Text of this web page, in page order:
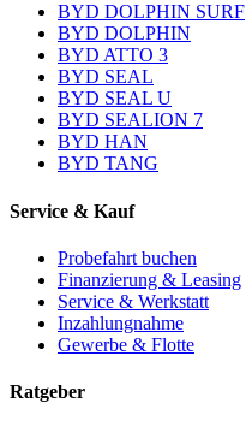
BYD DOLPHIN SURF
BYD DOLPHIN
BYD ATTO 3
BYD SEAL
BYD SEAL U
BYD SEALION 7
BYD HAN
BYD TANG
Service & Kauf
Probefahrt buchen
Finanzierung & Leasing
Service & Werkstatt
Inzahlungnahme
Gewerbe & Flotte
Ratgeber